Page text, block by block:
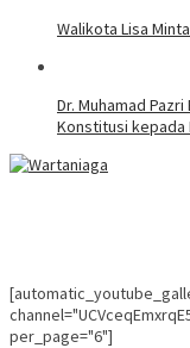
Walikota Lisa
Dr. Muhamad
Konstitusi kepada
per_page="6"]